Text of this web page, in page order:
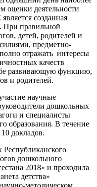
оценки деятельности
созданная
При правильной
детей, родителей и
предметно-
отражать интересы
качеств
развивающую функцию,
и родителей.
научные
дошкольных
и специалисты
образования. В течение
докладов.
дошкольного
2018» и проходила
детства»